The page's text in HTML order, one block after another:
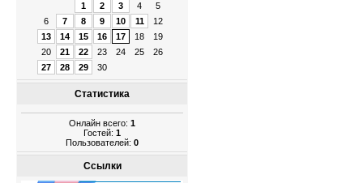
1
2 3 4
5
6
7 8 9 10 11
12
13
14 15 16 17 18
19
20
21 22 23 24 25
26
27
28 29 30
Статистика
Онлайн всего: 1
Гостей: 1
Пользователей: 0
Ссылки